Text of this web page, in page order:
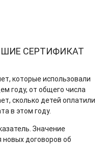
СЕРТИФИКАТ
которые использовали
году, от общего числа
сколько детей оплатили
в этом году.
Значение
договоров об